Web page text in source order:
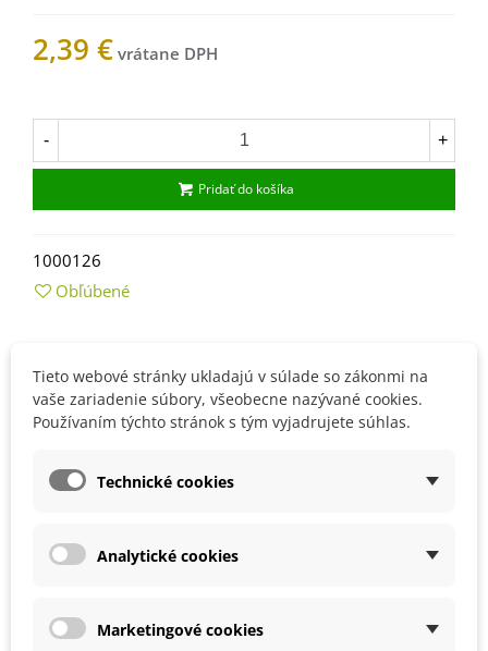
2,39 €
- +
Pridať do košíka
1000126
Obľúbené
Ako si vypestovať rastlinu Carludovia palma zo
semien:
Palma nie je náročná má rada
Semená
Každý deň
Potom
semienka môžeme buď
substrátu
Klíčky vyžadujú izbovú teplotu.
Tieto webové stránky ukladajú v súlade so zákonmi na
vaše zariadenie súbory, všeobecne nazývané cookies.
Používaním týchto stránok s tým vyjadrujete súhlas.
Technické cookies
Analytické cookies
Marketingové cookies